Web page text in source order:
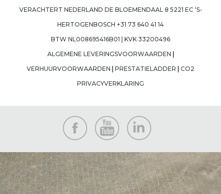
VERACHTERT NEDERLAND DE BLOEMENDAAL 8 5221 EC ‘S-
HERTOGENBOSCH +31 73 640 41 14
BTW NL008695416B01 | KVK 33200496
ALGEMENE LEVERINGSVOORWAARDEN
VERHUURVOORWAARDEN
PRESTATIELADDER
CO2
PRIVACYVERKLARING